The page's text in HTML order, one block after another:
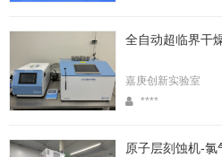
全自动超临界干
嘉庚创新实验室
****
原子层刻蚀机-氯